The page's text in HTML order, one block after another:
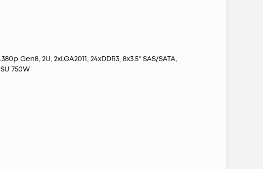
Gen8, 2U, 2xLGA2011, 24xDDR3, 8x3.5" SAS/SATA,
750W